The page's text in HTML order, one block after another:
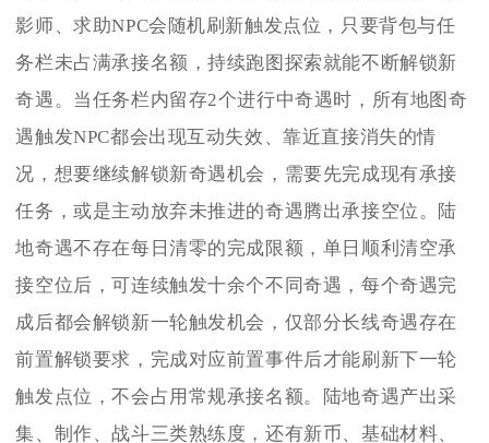
影师、求助NPC会随机刷新触发点位，只要背包与任
务栏未占满承接名额，持续跑图探索就能不断解锁新
奇遇。当任务栏内留存2个进行中奇遇时，所有地图奇
遇触发NPC都会出现互动失效、靠近直接消失的情
况，想要继续解锁新奇遇机会，需要先完成现有承接
任务，或是主动放弃未推进的奇遇腾出承接空位。陆
地奇遇不存在每日清零的完成限额，单日顺利清空承
接空位后，可连续触发十余个不同奇遇，每个奇遇完
成后都会解锁新一轮触发机会，仅部分长线奇遇存在
前置解锁要求，完成对应前置事件后才能刷新下一轮
触发点位，不会占用常规承接名额。陆地奇遇产出采
集、制作、战斗三类熟练度，还有新币、基础材料、